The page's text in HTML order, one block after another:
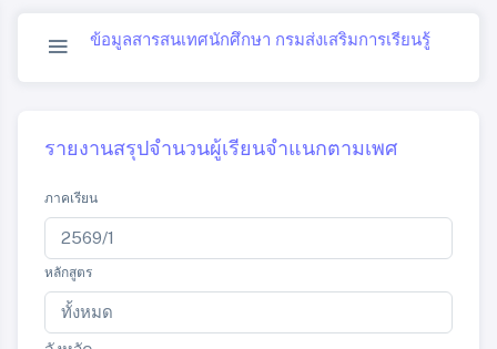
ข้อมูลสารสนเทศนักศึกษา กรมส่งเสริมการเรียนรู้
รายงานสรุปจำนวนผู้เรียนจำแนกตามเพศ
ภาคเรียน
หลักสูตร